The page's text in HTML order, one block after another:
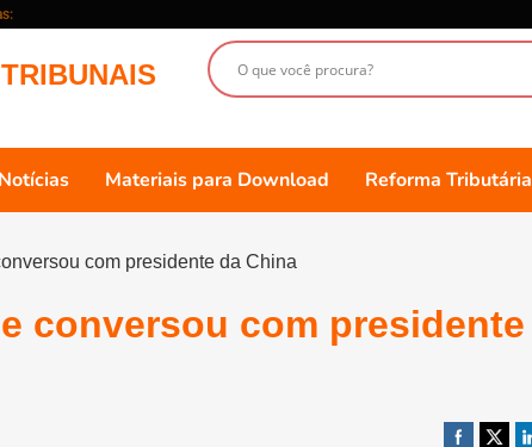
Notícias Materiais para Download Reforma Tributária
com presidente da China
conversou com presidente